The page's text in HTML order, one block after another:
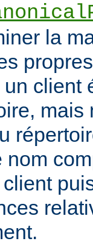
la
client
mais
nom